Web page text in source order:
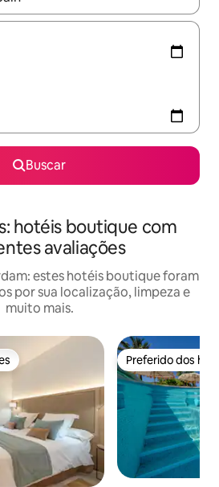
Buscar
hotéis boutique com
avaliações
estes hotéis boutique foram
por sua localização, limpeza e
muito mais.
Preferido dos
Preferido dos